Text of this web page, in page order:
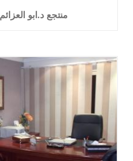
منتجع د.ابو العزائم